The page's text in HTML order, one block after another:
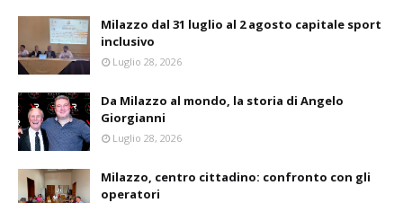
Milazzo dal 31 luglio al 2 agosto capitale sport
inclusivo
Luglio 28, 2026
Da Milazzo al mondo, la storia di Angelo
Giorgianni
Luglio 28, 2026
Milazzo, centro cittadino: confronto con gli
operatori